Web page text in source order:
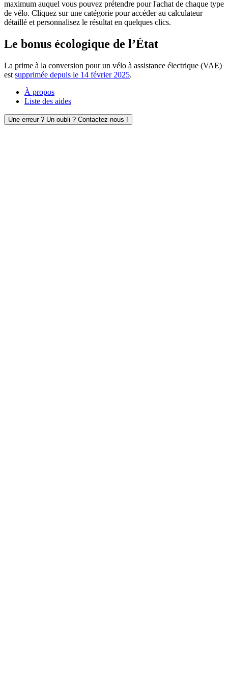
maximum auquel vous pouvez prétendre pour l'achat de chaque type
de vélo. Cliquez sur une catégorie pour accéder au calculateur
détaillé et personnalisez le résultat en quelques clics.
Le bonus écologique de l’État
La prime à la conversion pour un vélo à assistance électrique (VAE)
est supprimée depuis le 14 février 2025.
À propos
Liste des aides
Une erreur ? Un oubli ? Contactez-nous !